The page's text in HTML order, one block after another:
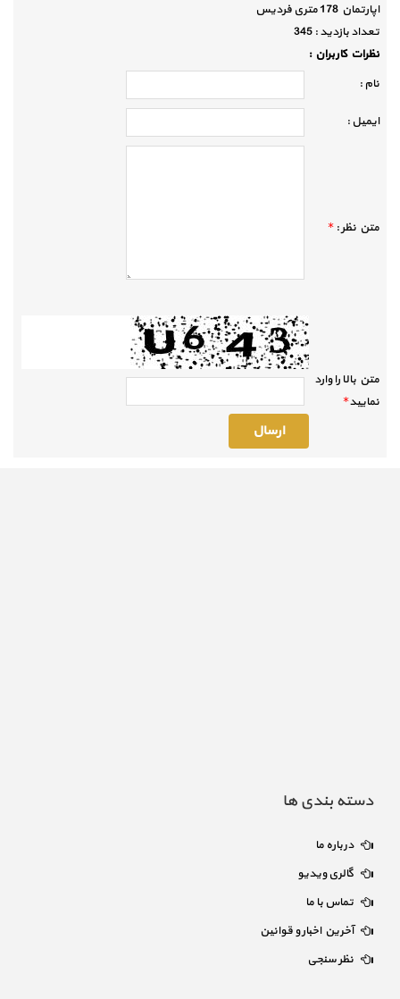
اپارتمان 178 متری فردیس
تعداد بازديد :345
نظرات كاربران :
نام :
ايميل :
متن نظر :*
متن بالا را وارد
نماييد*
دسته بندی ها
درباره ما
گالری ویدیو
تماس با ما
آخرین اخبار و قوانین
نظر سنجی